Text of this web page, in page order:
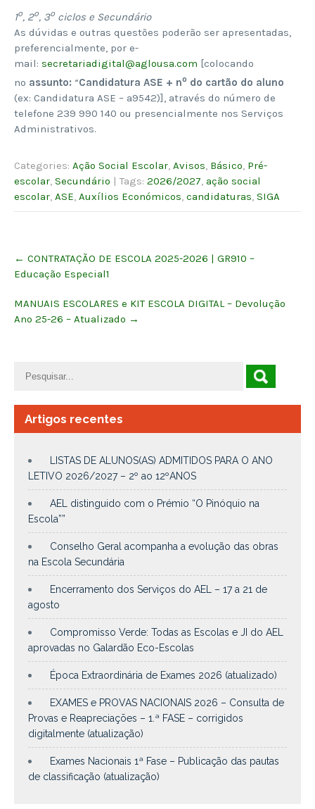
1º, 2º, 3º ciclos e Secundário
As dúvidas e outras questões poderão ser apresentadas,
preferencialmente, por e-
mail: secretariadigital@aglousa.com [colocando
no assunto: “Candidatura ASE + nº do cartão do aluno
(ex: Candidatura ASE – a9542)], através do número de
telefone 239 990 140 ou presencialmente nos Serviços
Administrativos.
Categories: Ação Social Escolar, Avisos, Básico, Pré-
escolar, Secundário | Tags: 2026/2027, ação social
escolar, ASE, Auxílios Económicos, candidaturas, SIGA
navigation
← CONTRATAÇÃO DE ESCOLA 2025-2026 | GR910 –
Educação Especial1
MANUAIS ESCOLARES e KIT ESCOLA DIGITAL – Devolução
Ano 25-26 – Atualizado →
Artigos recentes
LISTAS DE ALUNOS(AS) ADMITIDOS PARA O ANO
LETIVO 2026/2027 – 2º ao 12ºANOS
AEL distinguido com o Prémio “O Pinóquio na
Escola””
Conselho Geral acompanha a evolução das obras
na Escola Secundária
Encerramento dos Serviços do AEL – 17 a 21 de
agosto
Compromisso Verde: Todas as Escolas e JI do AEL
aprovadas no Galardão Eco-Escolas
Época Extraordinária de Exames 2026 (atualizado)
EXAMES e PROVAS NACIONAIS 2026 – Consulta de
Provas e Reapreciações – 1.ª FASE – corrigidos
digitalmente (atualização)
Exames Nacionais 1ª Fase – Publicação das pautas
de classificação (atualização)